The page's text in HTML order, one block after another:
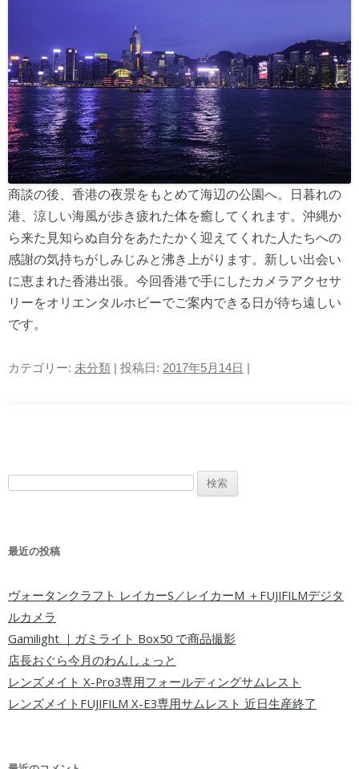
商談の後、香港の夜景をもとめて海辺の公園へ。日暮れの
港、涼しい海風が歩き疲れた体を癒してくれます。沖縄か
ら来た見知らぬ自分をあたたかく迎えてくれた人たちへの
感謝の気持ちがしみじみと沸き上がります。新しい出会い
に恵まれた香港出張。今回香港で手にしたカメラアクセサ
リーをオリエンタルホビーでご案内できる日が待ち遠しい
です。
カテゴリー: 未分類 | 投稿日: 2017年5月14日
検索:
最近の投稿
ヴォータンクラフト レイカーS／レイカーM ＋FUJIFILMデジタ
ルカメラ
Gamilight ｜ガミライト Box50 で商品撮影
店長おぐら今月のわんしょっと
レンズメイト X-Pro3専用フォールディングサムレスト
レンズメイトFUJIFILM X-E3専用サムレスト 近日生産終了